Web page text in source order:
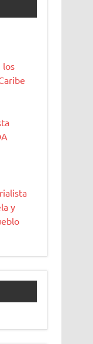
los
y